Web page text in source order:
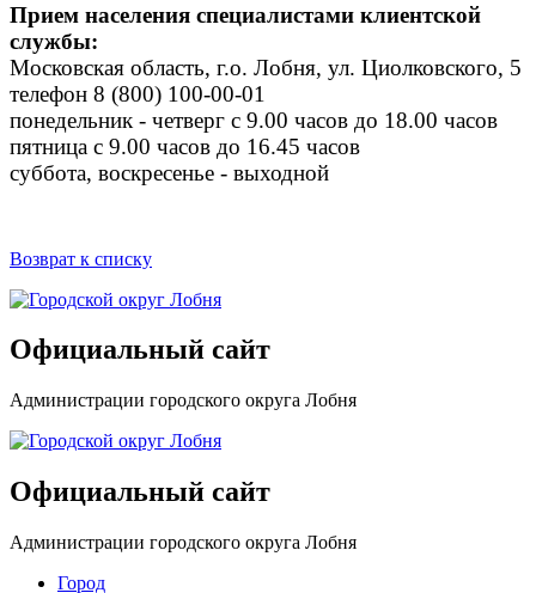
Прием населения специалистами клиентской
службы:
Московская область, г.о. Лобня, ул. Циолковского, 5
телефон 8 (800) 100-00-01
понедельник - четверг с 9.00 часов до 18.00 часов
пятница с 9.00 часов до 16.45 часов
суббота, воскресенье - выходной
Возврат к списку
Официальный сайт
Администрации городского округа Лобня
Официальный сайт
Администрации городского округа Лобня
Город